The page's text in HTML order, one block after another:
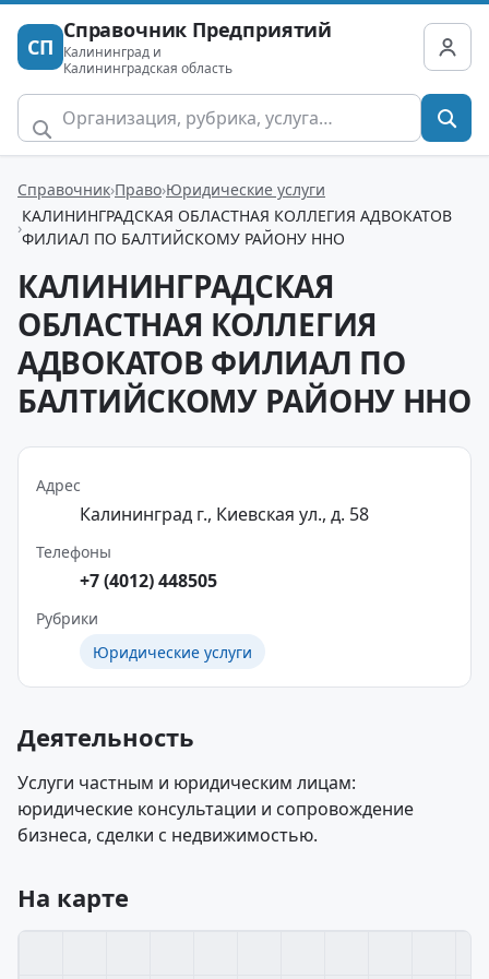
СП
Справочник Предприятий
Калининград и
Калининградская область
Справочник Право Юридические услуги
КАЛИНИНГРАДСКАЯ ОБЛАСТНАЯ КОЛЛЕГИЯ АДВОКАТОВ
ФИЛИАЛ ПО БАЛТИЙСКОМУ РАЙОНУ ННО
КАЛИНИНГРАДСКАЯ
ОБЛАСТНАЯ КОЛЛЕГИЯ
АДВОКАТОВ ФИЛИАЛ ПО
БАЛТИЙСКОМУ РАЙОНУ ННО
Адрес
Калининград г., Киевская ул., д. 58
Телефоны
+7 (4012) 448505
Рубрики
Юридические услуги
Деятельность
Услуги частным и юридическим лицам:
юридические консультации и сопровождение
бизнеса, сделки с недвижимостью.
На карте